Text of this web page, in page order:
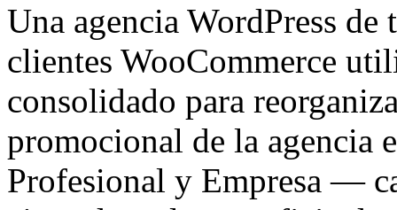
Una agencia WordPress
clientes WooCommerce
consolidado para
promocional de la agencia
Profesional y Empresa —